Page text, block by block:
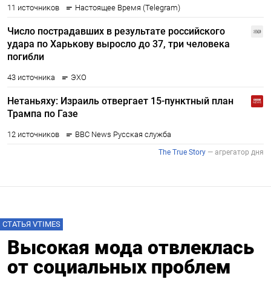
СТАТЬЯ VTIMES
Высокая мода отвлеклась
от социальных проблем